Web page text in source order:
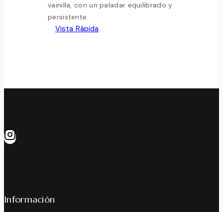
vainilla, con un paladar equilibrado y
persistente.
Vista Rápida
Información